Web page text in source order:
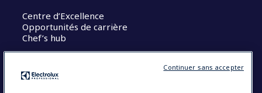
Centre d’Excellence
Opportunités de carrière
Chef’s hub
Continuer sans accepter